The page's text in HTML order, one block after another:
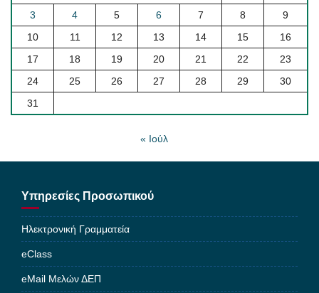
3
4 5 6 7 8
9
10
11 12 13 14 15
16
17
18 19 20 21 22
23
24
25 26 27 28 29
30
31
« Ιούλ
Υπηρεσίες Προσωπικού
Ηλεκτρονική Γραμματεία
eClass
eMail Μελών ΔΕΠ